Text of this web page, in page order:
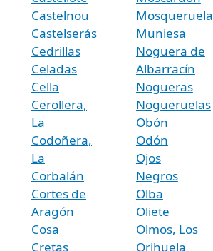
Castelnou
Castelserás
Cedrillas
Celadas
Cella
Cerollera,
La
Codoñera,
La
Corbalán
Cortes de
Aragón
Cosa
Cretas
Mosqueruela
Muniesa
Noguera de
Albarracín
Nogueras
Nogueruelas
Obón
Odón
Ojos
Negros
Olba
Oliete
Olmos, Los
Orihuela